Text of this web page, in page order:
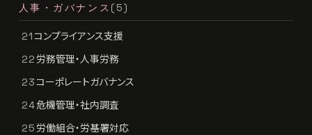
人事・ガバナンス (5)
21コンプライアンス支援
22 労務管理・人事労務
23コーポレートガバナンス
24危機管理・社内調査
25 労働組合・労基署対応